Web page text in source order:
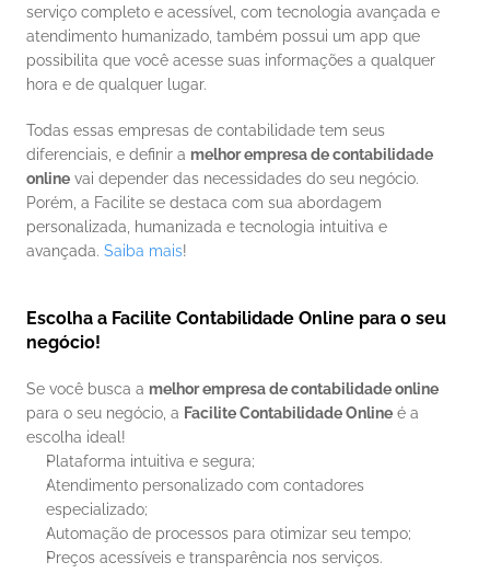
serviço completo e acessível, com tecnologia avançada e
atendimento humanizado, também possui um app que
possibilita que você acesse suas informações a qualquer
hora e de qualquer lugar.
Todas essas empresas de contabilidade tem seus
diferenciais, e definir a melhor empresa de contabilidade
online vai depender das necessidades do seu negócio.
Porém, a Facilite se destaca com sua abordagem
personalizada, humanizada e tecnologia intuitiva e
avançada. Saiba mais!
Escolha a Facilite Contabilidade Online para o seu
negócio!
Se você busca a melhor empresa de contabilidade online
para o seu negócio, a Facilite Contabilidade Online é a
escolha ideal!
Plataforma intuitiva e segura;
Atendimento personalizado com contadores
especializado;
Automação de processos para otimizar seu tempo;
Preços acessíveis e transparência nos serviços.